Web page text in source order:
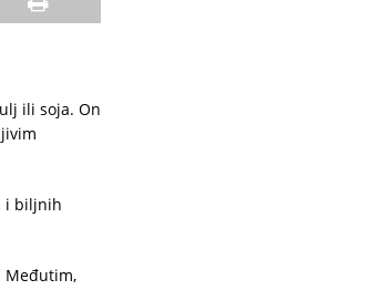
ili soja. On
i biljnih
Međutim,